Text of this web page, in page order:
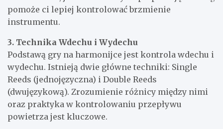
pomoże ci lepiej kontrolować brzmienie
instrumentu.
3. Technika Wdechu i Wydechu
Podstawą gry na harmonijce jest kontrola wdechu i
wydechu. Istnieją dwie główne techniki: Single
Reeds (jednojęzyczna) i Double Reeds
(dwujęzykową). Zrozumienie różnicy między nimi
oraz praktyka w kontrolowaniu przepływu
powietrza jest kluczowe.